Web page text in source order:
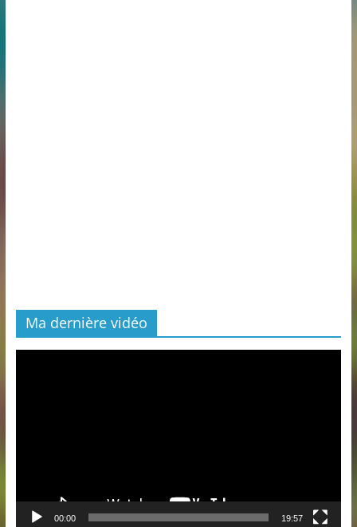
Ma dernière vidéo
00:00 19:57